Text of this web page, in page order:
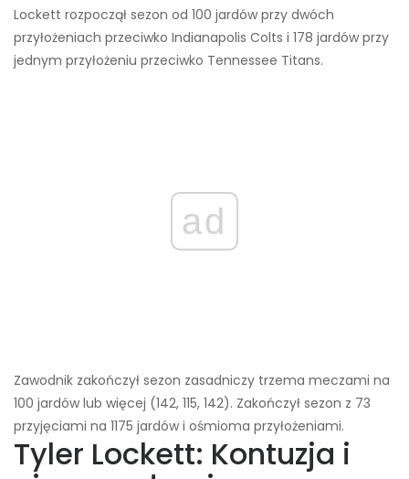
Lockett rozpoczął sezon od 100 jardów przy dwóch
przyłożeniach przeciwko Indianapolis Colts i 178 jardów przy
jednym przyłożeniu przeciwko Tennessee Titans.
ad
Zawodnik zakończył sezon zasadniczy trzema meczami na
100 jardów lub więcej (142, 115, 142). Zakończył sezon z 73
przyjęciami na 1175 jardów i ośmioma przyłożeniami.
Tyler Lockett: Kontuzja i